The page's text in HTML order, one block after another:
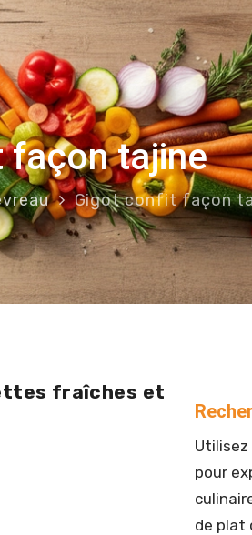
tajine
Gigot confit façon
fraîches et
fraîches et
Utilisez
pour
de plat